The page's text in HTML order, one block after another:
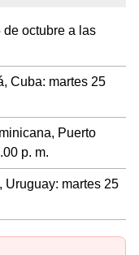
de octubre a las
Cuba: martes 25
Puerto
p. m.
Uruguay: martes 25